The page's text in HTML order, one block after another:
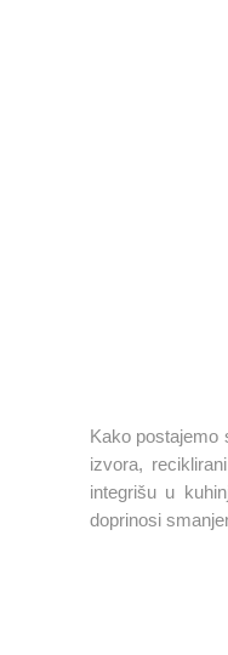
Kako postajemo
izvora,
integrišu u
doprinosi